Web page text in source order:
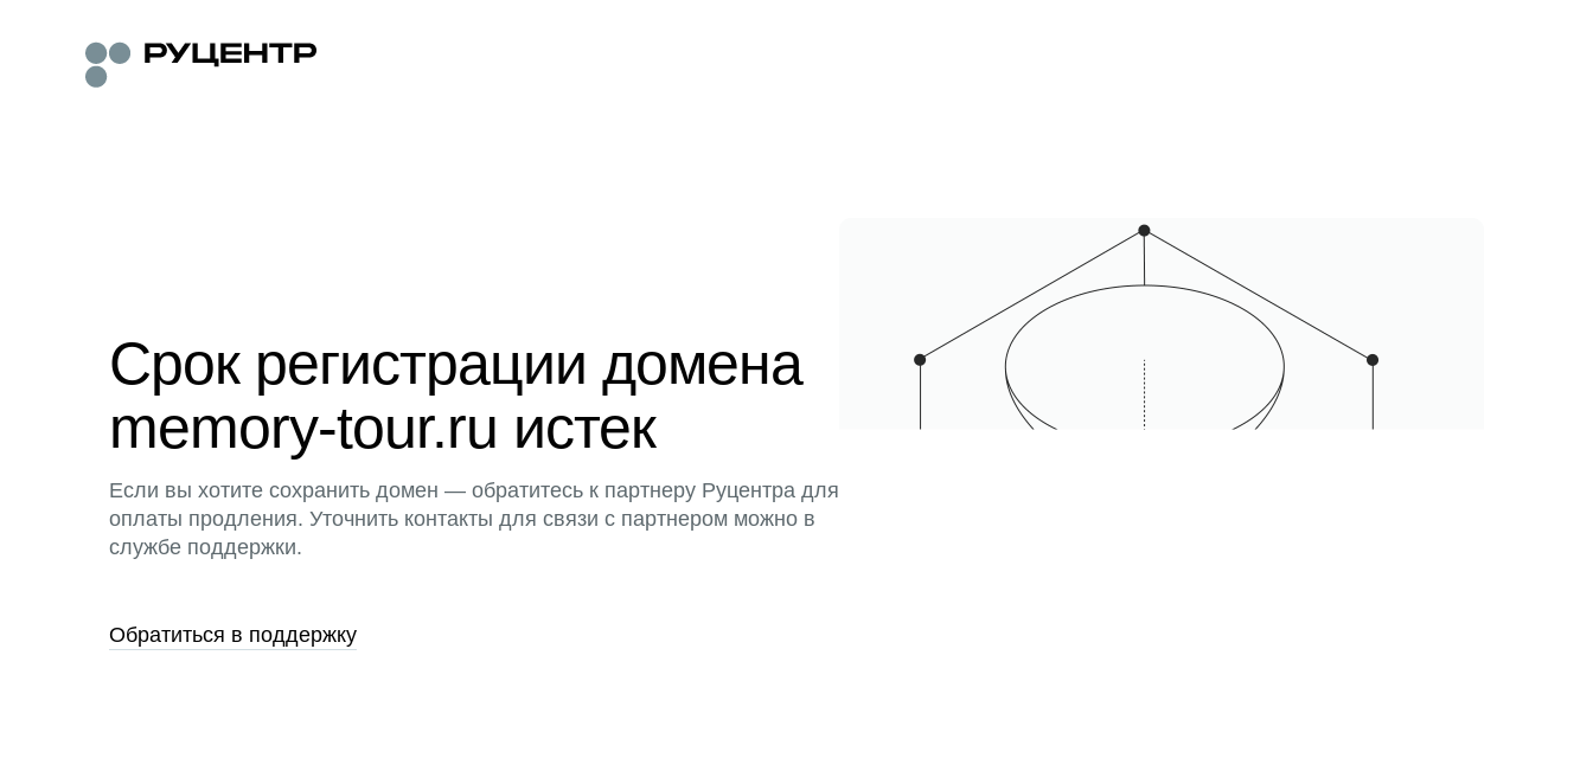
Срок регистрации домена
memory-tour.ru истек
Если вы хотите сохранить домен — обратитесь к партнеру Руцентра для
оплаты продления. Уточнить контакты для связи с партнером можно в
службе поддержки.
Обратиться в поддержку